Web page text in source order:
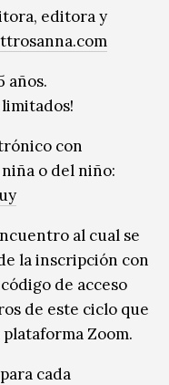
editora y
años.
con
o del niño:
al cual se
la inscripción con
de acceso
de este ciclo que
Zoom.
cada